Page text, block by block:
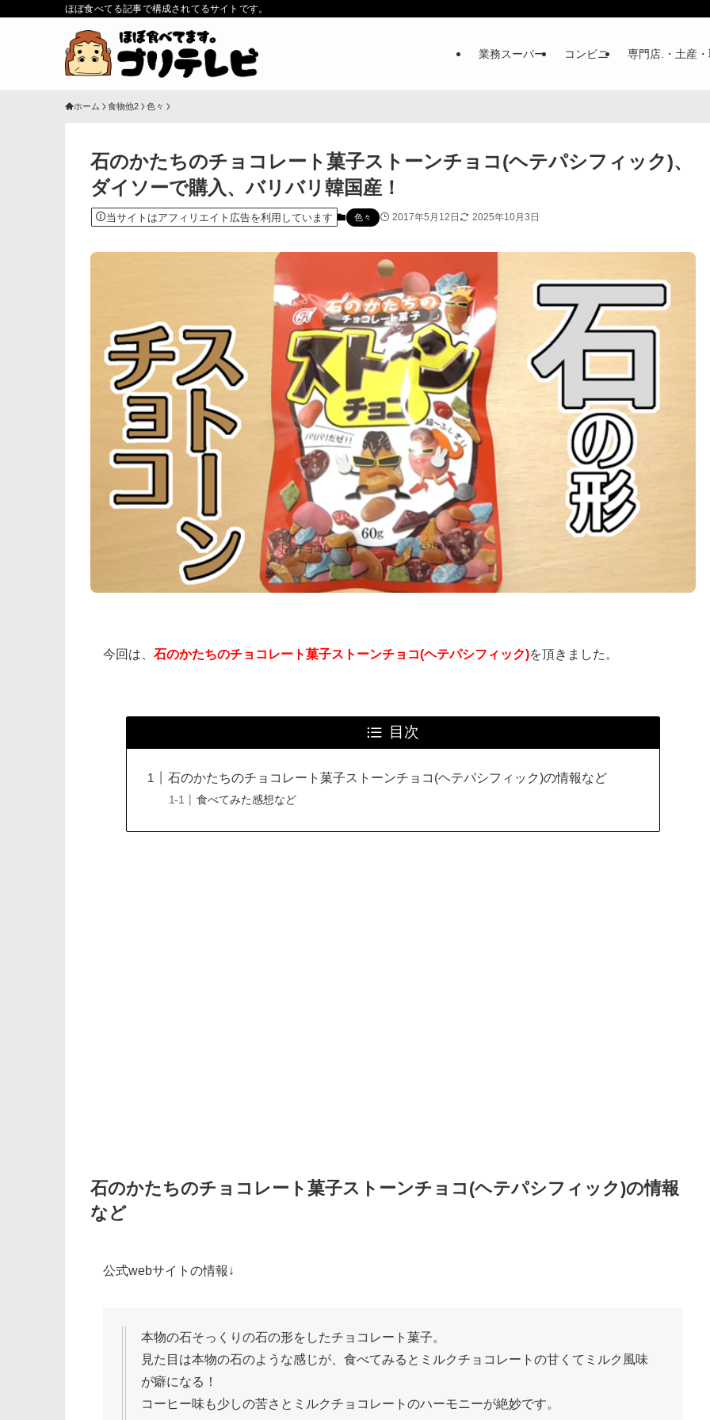
ほぼ食べてる記事で構成されてるサイトです。
業務スーパー コンビニ 専門店.・土産
ホーム 食物他2 色々
石のかたちのチョコレート菓子ストーンチョコ(ヘテパシフィック)、
ダイソーで購入、バリバリ韓国産！
当サイトはアフィリエイト広告を利用しています 色々 2017年5月12日 2025年10月3日
今回は、 石のかたちのチョコレート菓子ストーンチョコ(ヘテパシフィック)を頂きました。
目次
石のかたちのチョコレート菓子ストーンチョコ(ヘテパシフィック)の情報など
食べてみた感想など
石のかたちのチョコレート菓子ストーンチョコ(ヘテパシフィック)の情報
など
公式webサイトの情報↓
本物の石そっくりの石の形をしたチョコレート菓子。
見た目は本物の石のような感じが、食べてみるとミルクチョコレートの甘くてミルク風味
が癖になる！
コーヒー味も少しの苦さとミルクチョコレートのハーモニーが絶妙です。